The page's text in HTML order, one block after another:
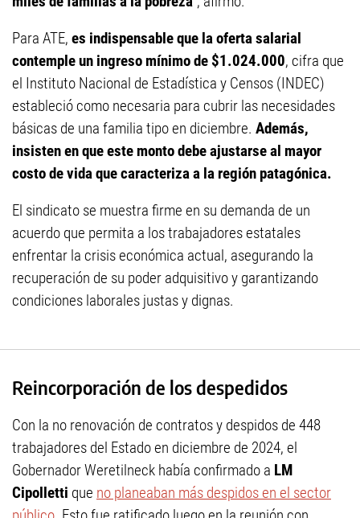
Para ATE, es indispensable que la oferta salarial
contemple un ingreso mínimo de $1.024.000, cifra que
el Instituto Nacional de Estadística y Censos (INDEC)
estableció como necesaria para cubrir las necesidades
básicas de una familia tipo en diciembre. Además,
insisten en que este monto debe ajustarse al mayor
costo de vida que caracteriza a la región patagónica.
El sindicato se muestra firme en su demanda de un
acuerdo que permita a los trabajadores estatales
enfrentar la crisis económica actual, asegurando la
recuperación de su poder adquisitivo y garantizando
condiciones laborales justas y dignas.
Reincorporación de los despedidos
Con la no renovación de contratos y despidos de 448
trabajadores del Estado en diciembre de 2024, el
Gobernador Weretilneck había confirmado a LM
Cipolletti que no planeaban más despidos en el sector